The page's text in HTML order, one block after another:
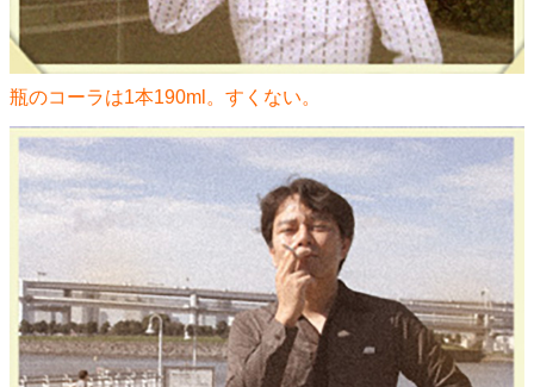
瓶のコーラは1本190ml。すくない。